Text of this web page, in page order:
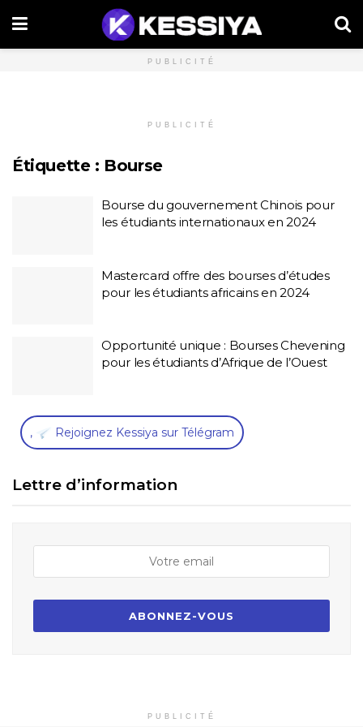
PUBLICITÉ
PUBLICITÉ
Étiquette : Bourse
Bourse du gouvernement Chinois pour
les étudiants internationaux en 2024
Mastercard offre des bourses d’études
pour les étudiants africains en 2024
Opportunité unique : Bourses Chevening
pour les étudiants d’Afrique de l’Ouest
, Rejoignez Kessiya sur Télégram
Lettre d’information
PUBLICITÉ